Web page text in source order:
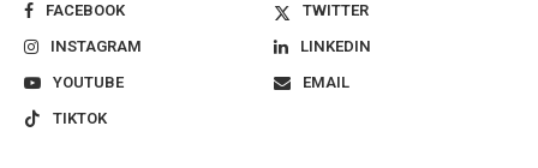
FACEBOOK
TWITTER
INSTAGRAM
LINKEDIN
YOUTUBE
EMAIL
TIKTOK